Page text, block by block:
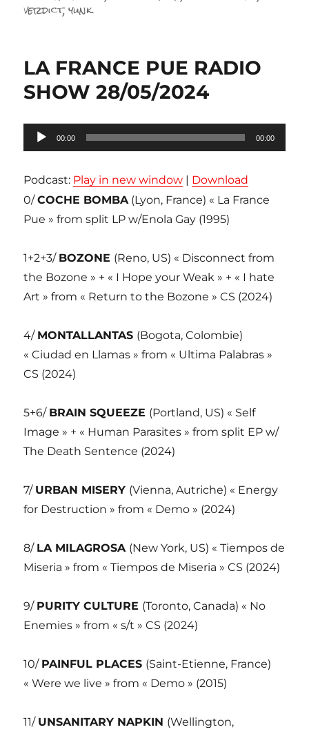
verdict,yunk
LA FRANCE PUE RADIO
SHOW 28/05/2024
Lecteur
audio
00:00 00:00
Podcast: Play in new window | Download
0/COCHE BOMBA(Lyon, France) « La France
Pue » from split LP w/Enola Gay (1995)
1+2+3/ BOZONE (Reno, US) « Disconnect from
the Bozone » + « I Hope your Weak » + « I hate
Art » from « Return to the Bozone » CS (2024)
4/ MONTALLANTAS (Bogota, Colombie)
« Ciudad en Llamas » from « Ultima Palabras »
CS (2024)
5+6/ BRAIN SQUEEZE (Portland, US) « Self
Image » + « Human Parasites » from split EP w/
The Death Sentence (2024)
7/ URBAN MISERY (Vienna, Autriche) « Energy
for Destruction » from « Demo » (2024)
8/ LA MILAGROSA (New York, US) « Tiempos de
Miseria » from « Tiempos de Miseria » CS (2024)
9/ PURITY CULTURE (Toronto, Canada) « No
Enemies » from « s/t » CS (2024)
10/ PAINFUL PLACES (Saint-Etienne, France)
« Were we live » from « Demo » (2015)
11/ UNSANITARY NAPKIN (Wellington,